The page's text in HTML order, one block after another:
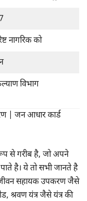
नागरिक को
विभाग
| जन आधार कार्ड
से गरीब है, जो अपने
है। ये तो सभी जानते है
जीवन सहायक उपकरण जैसे
श्रवण यंत्र जैसे यंत्र की